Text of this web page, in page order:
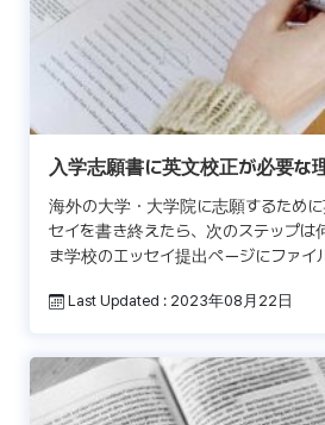
入学志願書に英文校正が必要な
海外の大学・大学院に志願するため
セイを書き終えたら、次のステップは
ま学校のエッセイ提出ページにファイ
受け […]
Last Updated : 2023年08月22日